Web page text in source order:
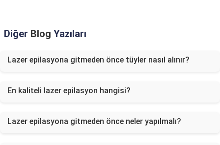
Diğer Blog Yazıları
Lazer epilasyona gitmeden önce tüyler nasıl alınır?
En kaliteli lazer epilasyon hangisi?
Lazer epilasyona gitmeden önce neler yapılmalı?